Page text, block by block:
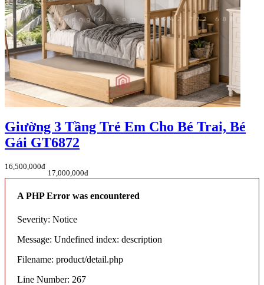
Giường 3 Tầng Trẻ Em Cho Bé Trai, Bé
Gái GT6872
16,500,000đ
17,000,000đ
A PHP Error was encountered
Severity: Notice
Message: Undefined index: description
Filename: product/detail.php
Line Number: 267